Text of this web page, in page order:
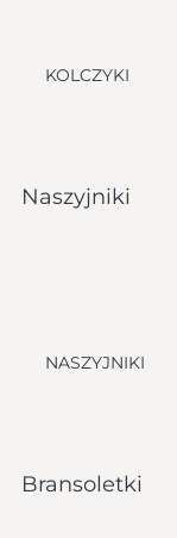
KOLCZYKI
Naszyjniki
NASZYJNIKI
Bransoletki